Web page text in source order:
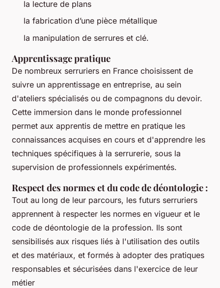
la lecture de plans
la fabrication d’une pièce métallique
la manipulation de serrures et clé.
Apprentissage pratique
De nombreux serruriers en France choisissent de
suivre un apprentissage en entreprise, au sein
d'ateliers spécialisés ou de compagnons du devoir.
Cette immersion dans le monde professionnel
permet aux apprentis de mettre en pratique les
connaissances acquises en cours et d'apprendre les
techniques spécifiques à la serrurerie, sous la
supervision de professionnels expérimentés.
Respect des normes et du code de déontologie :
Tout au long de leur parcours, les futurs serruriers
apprennent à respecter les normes en vigueur et le
code de déontologie de la profession. Ils sont
sensibilisés aux risques liés à l'utilisation des outils
et des matériaux, et formés à adopter des pratiques
responsables et sécurisées dans l'exercice de leur
métier